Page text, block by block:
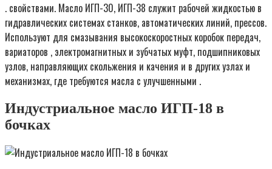
. свойствами. Масло ИГП-30, ИГП-38 служит рабочей жидкостью в
гидравлических системах станков, автоматических линий, прессов.
Используют для смазывания высокоскоростных коробок передач,
вариаторов , электромагнитных и зубчатых муфт, подшипниковых
узлов, направляющих скольжения и качения и в других узлах и
механизмах, где требуются масла с улучшенными .
Индустриальное масло ИГП-18 в
бочках